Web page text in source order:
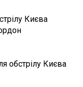
Києва
обстрілу Києва